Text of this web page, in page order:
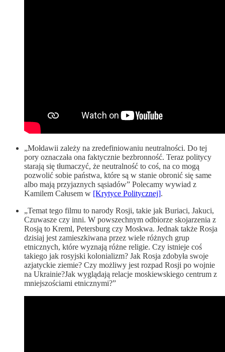
„Mołdawii zależy na zredefiniowaniu neutralności. Do tej
pory oznaczała ona faktycznie bezbronność. Teraz politycy
starają się tłumaczyć, że neutralność to coś, na co mogą
pozwolić sobie państwa, które są w stanie obronić się same
albo mają przyjaznych sąsiadów” Polecamy wywiad z
Kamilem Całusem w [Krytyce Politycznej].
„Temat tego filmu to narody Rosji, takie jak Buriaci, Jakuci,
Czuwasze czy inni. W powszechnym odbiorze skojarzenia z
Rosją to Kreml, Petersburg czy Moskwa. Jednak także Rosja
dzisiaj jest zamieszkiwana przez wiele różnych grup
etnicznych, które wyznają różne religie. Czy istnieje coś
takiego jak rosyjski kolonializm? Jak Rosja zdobyła swoje
azjatyckie ziemie? Czy możliwy jest rozpad Rosji po wojnie
na Ukrainie?Jak wyglądają relacje moskiewskiego centrum z
mniejszościami etnicznymi?”